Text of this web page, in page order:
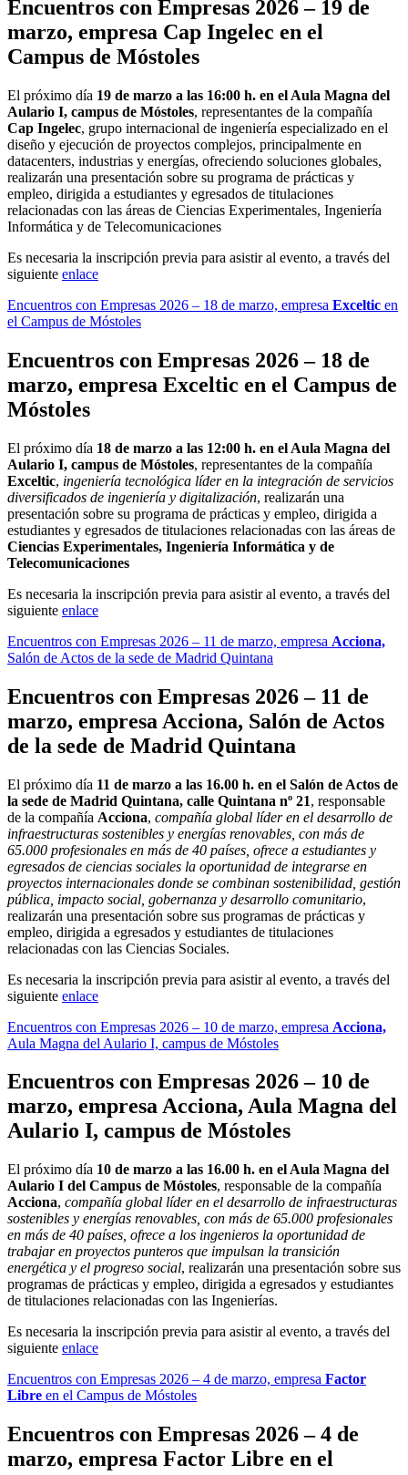
Encuentros con Empresas 2026 – 19 de
marzo, empresa Cap Ingelec en el
Campus de Móstoles
El próximo día 19 de marzo a las 16:00 h. en el Aula Magna del
Aulario I, campus de Móstoles, representantes de la compañía
Cap Ingelec, grupo internacional de ingeniería especializado en el
diseño y ejecución de proyectos complejos, principalmente en
datacenters, industrias y energías, ofreciendo soluciones globales,
realizarán una presentación sobre su programa de prácticas y
empleo, dirigida a estudiantes y egresados de titulaciones
relacionadas con las áreas de Ciencias Experimentales, Ingeniería
Informática y de Telecomunicaciones
Es necesaria la inscripción previa para asistir al evento, a través del
siguiente enlace
Encuentros con Empresas 2026 – 18 de marzo, empresa Exceltic en
el Campus de Móstoles
Encuentros con Empresas 2026 – 18 de
marzo, empresa Exceltic en el Campus de
Móstoles
El próximo día 18 de marzo a las 12:00 h. en el Aula Magna del
Aulario I, campus de Móstoles, representantes de la compañía
Exceltic, ingeniería tecnológica líder en la integración de servicios
diversificados de ingeniería y digitalización, realizarán una
presentación sobre su programa de prácticas y empleo, dirigida a
estudiantes y egresados de titulaciones relacionadas con las áreas de
Ciencias Experimentales, Ingeniería Informática y de
Telecomunicaciones
Es necesaria la inscripción previa para asistir al evento, a través del
siguiente enlace
Encuentros con Empresas 2026 – 11 de marzo, empresa Acciona,
Salón de Actos de la sede de Madrid Quintana
Encuentros con Empresas 2026 – 11 de
marzo, empresa Acciona, Salón de Actos
de la sede de Madrid Quintana
El próximo día 11 de marzo a las 16.00 h. en el Salón de Actos de
la sede de Madrid Quintana, calle Quintana nº 21, responsable
de la compañía Acciona, compañía global líder en el desarrollo de
infraestructuras sostenibles y energías renovables, con más de
65.000 profesionales en más de 40 países, ofrece a estudiantes y
egresados de ciencias sociales la oportunidad de integrarse en
proyectos internacionales donde se combinan sostenibilidad, gestión
pública, impacto social, gobernanza y desarrollo comunitario,
realizarán una presentación sobre sus programas de prácticas y
empleo, dirigida a egresados y estudiantes de titulaciones
relacionadas con las Ciencias Sociales.
Es necesaria la inscripción previa para asistir al evento, a través del
siguiente enlace
Encuentros con Empresas 2026 – 10 de marzo, empresa Acciona,
Aula Magna del Aulario I, campus de Móstoles
Encuentros con Empresas 2026 – 10 de
marzo, empresaAcciona, Aula Magna del
Aulario I, campus de Móstoles
El próximo día 10 de marzo a las 16.00 h. en el Aula Magna del
Aulario I del Campus de Móstoles, responsable de la compañía
Acciona, compañía global líder en el desarrollo de infraestructuras
sostenibles y energías renovables, con más de 65.000 profesionales
en más de 40 países, ofrece a los ingenieros la oportunidad de
trabajar en proyectos punteros que impulsan la transición
energética y el progreso social, realizarán una presentación sobre sus
programas de prácticas y empleo, dirigida a egresados y estudiantes
de titulaciones relacionadas con las Ingenierías.
Es necesaria la inscripción previa para asistir al evento, a través del
siguiente enlace
Encuentros con Empresas 2026 – 4 de marzo, empresa Factor
Libre en el Campus de Móstoles
Encuentros con Empresas 2026 – 4 de
marzo, empresa Factor Libre en el